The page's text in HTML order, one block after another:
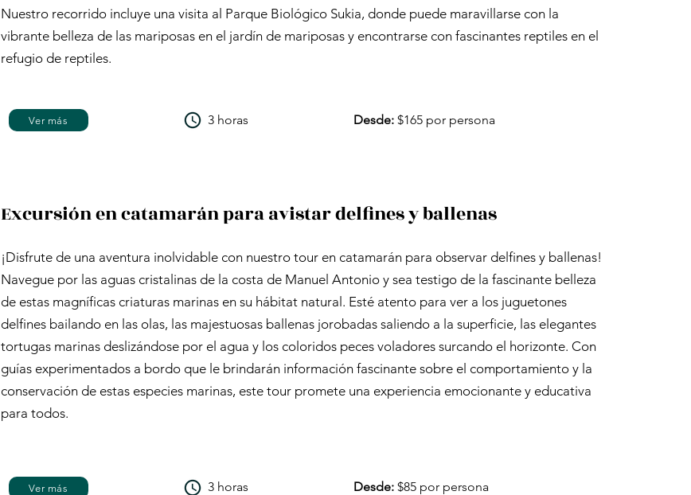
Nuestro recorrido incluye una visita al Parque Biológico Sukia, donde puede maravillarse con la
vibrante belleza de las mariposas en el jardín de mariposas y encontrarse con fascinantes reptiles en el
refugio de reptiles.
Ver más 3 horas Desde: $165 por persona
Excursión en catamarán para avistar delfines y ballenas
¡Disfrute de una aventura inolvidable con nuestro tour en catamarán para observar delfines y ballenas!
Navegue por las aguas cristalinas de la costa de Manuel Antonio y sea testigo de la fascinante belleza
de estas magníficas criaturas marinas en su hábitat natural. Esté atento para ver a los juguetones
delfines bailando en las olas, las majestuosas ballenas jorobadas saliendo a la superficie, las elegantes
tortugas marinas deslizándose por el agua y los coloridos peces voladores surcando el horizonte. Con
guías experimentados a bordo que le brindarán información fascinante sobre el comportamiento y la
conservación de estas especies marinas, este tour promete una experiencia emocionante y educativa
para todos.
Ver más 3 horas Desde: $85 por persona